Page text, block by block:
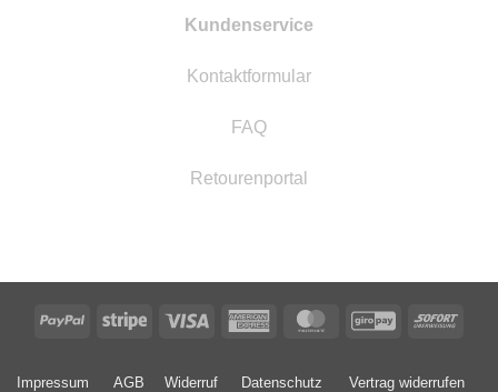
Kundenservice
Kontaktformular
FAQ
Retourenportal
PayPal Stripe Visa
American
MasterCardGiroPay Sofort
Impressum AGB Widerruf Datenschutz Vertrag widerrufen